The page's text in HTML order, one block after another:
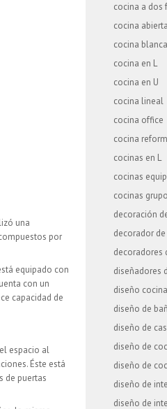
una
por
equipado con
con un
capacidad de
espacio al
Éste está
de puertas
cocina a dos
cocina abierta
cocina blanca
cocina en L
cocina en U
cocina lineal
cocina office
cocina
cocinas en L
cocinas
cocinas
decoración
decorador
decoradores
diseñadores
diseño cocina
diseño de
diseño de
diseño de
diseño de
diseño de
diseño de